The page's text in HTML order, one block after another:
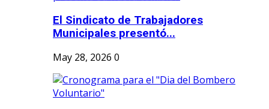
El Sindicato de Trabajadores
Municipales presentó...
May 28, 2026 0